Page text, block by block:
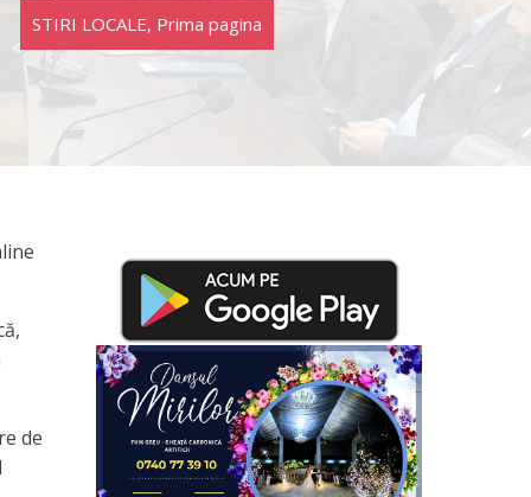
STIRI LOCALE, Prima pagina
de